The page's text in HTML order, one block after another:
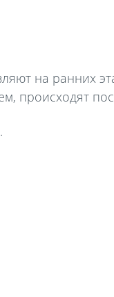
на ранних
происходят